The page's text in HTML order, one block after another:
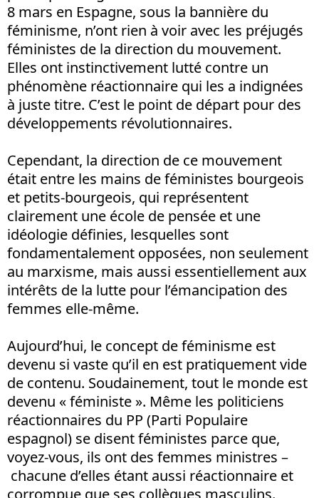
8 mars en Espagne, sous la bannière du
féminisme, n’ont rien à voir avec les préjugés
féministes de la direction du mouvement.
Elles ont instinctivement lutté contre un
phénomène réactionnaire qui les a indignées
à juste titre. C’est le point de départ pour des
développements révolutionnaires.
Cependant, la direction de ce mouvement
était entre les mains de féministes bourgeois
et petits-bourgeois, qui représentent
clairement une école de pensée et une
idéologie définies, lesquelles sont
fondamentalement opposées, non seulement
au marxisme, mais aussi essentiellement aux
intérêts de la lutte pour l’émancipation des
femmes elle-même.
Aujourd’hui, le concept de féminisme est
devenu si vaste qu’il en est pratiquement vide
de contenu. Soudainement, tout le monde est
devenu « féministe ». Même les politiciens
réactionnaires du PP (Parti Populaire
espagnol) se disent féministes parce que,
voyez-vous, ils ont des femmes ministres –
chacune d’elles étant aussi réactionnaire et
corrompue que ses collègues masculins.